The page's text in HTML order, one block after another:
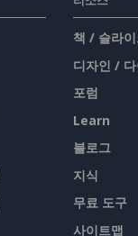
책 / 슬라
디자인 /
포럼
Learn
블로그
지식
무료 도구
사이트맵